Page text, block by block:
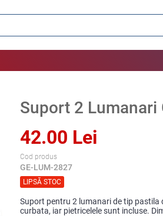
Suport 2 Lumanari
42.00 Lei
Cod produs
GE-LUM-2827
LIPSĂ STOC
Suport pentru 2 lumanari de tip
curbata, iar pietricelele sunt incluse.